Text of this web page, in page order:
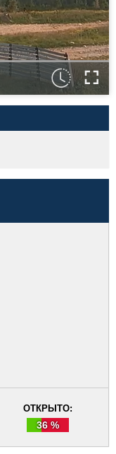
ОТКРЫТО:
36 %